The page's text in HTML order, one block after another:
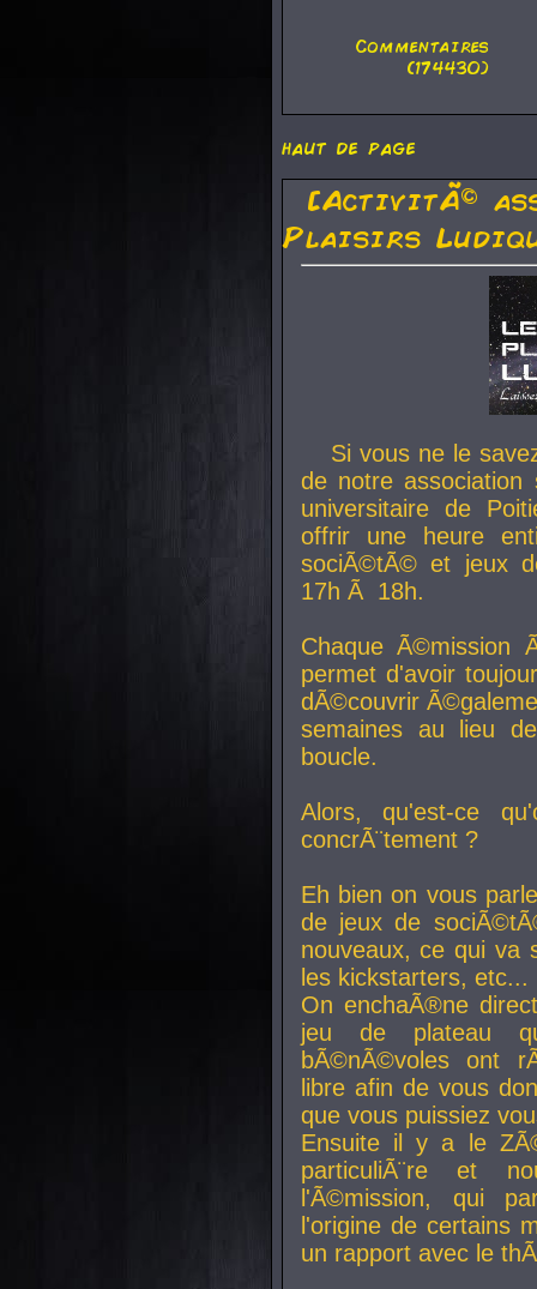
Commentaires
(174430)
haut de page
[ActivitÃ©
Plaisirs
Si vous ne le
de notre
universitaire de
offrir une heure
sociÃ©tÃ© et jeux
17h Ã 18h.
Chaque Ã©mission
permet d'avoir
dÃ©couvrir
semaines au lieu
boucle.
Alors, qu'est-ce
concrÃ¨tement ?
Eh bien on vous
de jeux de
nouveaux, ce qui va
les kickstarters, etc...
On enchaÃ®ne
jeu de plateau
bÃ©nÃ©voles ont
libre afin de vous
que vous puissiez
Ensuite il y a le
particuliÃ¨re et
l'Ã©mission, qui
l'origine de certains
un rapport avec le